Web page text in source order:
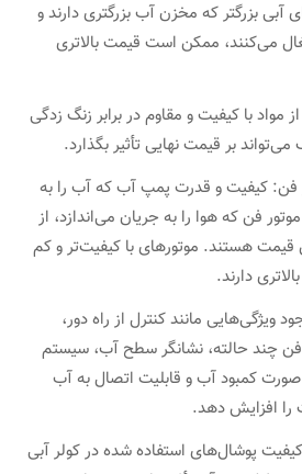
آبی بزرگتر که مخزن آب بزرگتری دارند و
می‌کنند، ممکن است قیمت بالاتری
مواد با کیفیت و مقاوم در برابر زنگ زدگی
بر قیمت نهایی تأثیر بگذارد.
فن: کیفیت و قدرت پمپ آب که آب را به
فن که هوا را به جریان می‌اندازد، از
قیمت هستند. موتورهای با کیفیت‌تر و کم
دارند.
ویژگی‌هایی مانند کنترل از راه دور،
چند حالته، نشانگر سطح آب، سیستم
کمبود آب و قابلیت اتصال به آب
افزایش دهد.
پوشال‌های استفاده شده در کولر آبی